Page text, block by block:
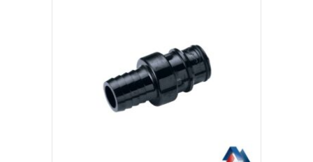
IN DEN WARENKORB